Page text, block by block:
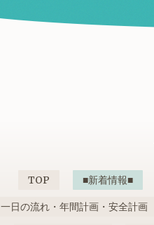
TOP ■新着情報■
一日の流れ・年間計画・安全計画